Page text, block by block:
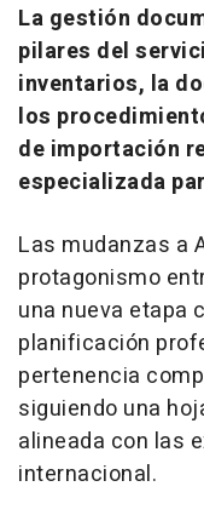
La gestión
pilares del
inventarios, la
los
de importación
especializada
Las mudanzas a
protagonismo
una nueva etapa
planificación
pertenencia
siguiendo una
alineada con las
internacional.